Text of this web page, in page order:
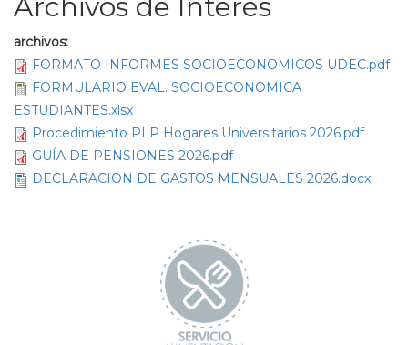
Archivos de Interés
archivos:
FORMATO INFORMES SOCIOECONOMICOS UDEC.pdf
FORMULARIO EVAL. SOCIOECONOMICA
ESTUDIANTES.xlsx
Procedimiento PLP Hogares Universitarios 2026.pdf
GUÍA DE PENSIONES 2026.pdf
DECLARACION DE GASTOS MENSUALES 2026.docx